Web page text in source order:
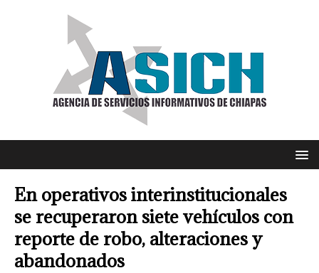
En operativos interinstitucionales
se recuperaron siete vehículos con
reporte de robo, alteraciones y
abandonados